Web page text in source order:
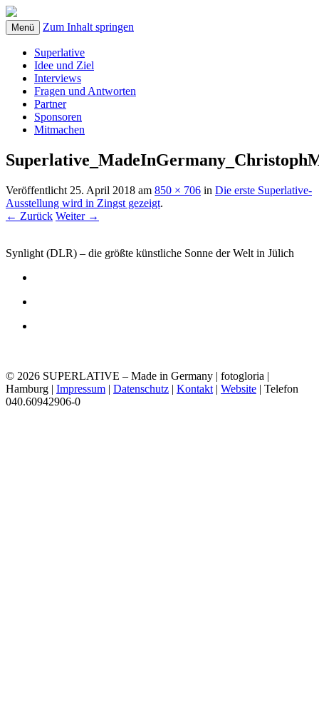
Menü Zum Inhalt springen
Superlative
Idee und Ziel
Interviews
Fragen und Antworten
Partner
Sponsoren
Mitmachen
Veröffentlicht 25. April 2018 am 850 × 706 in Die erste Superlative-
Ausstellung wird in Zingst gezeigt.
← Zurück Weiter →
Synlight (DLR) – die größte künstliche Sonne der Welt in Jülich
© 2026 SUPERLATIVE – Made in Germany | fotogloria |
Hamburg | Impressum | Datenschutz | Kontakt | Website | Telefon
040.60942906-0